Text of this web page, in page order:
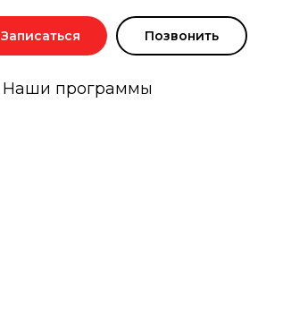
Записаться Позвонить
Наши программы